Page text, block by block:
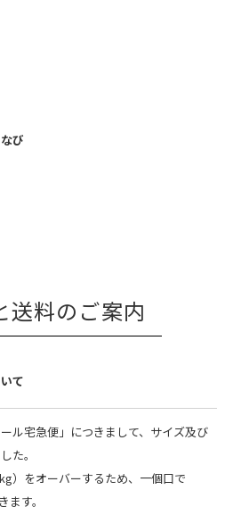
び
送料のご案内
て
ル宅急便」につきまして、サイズ及び
た。
）をオーバーするため、一個口で
す。